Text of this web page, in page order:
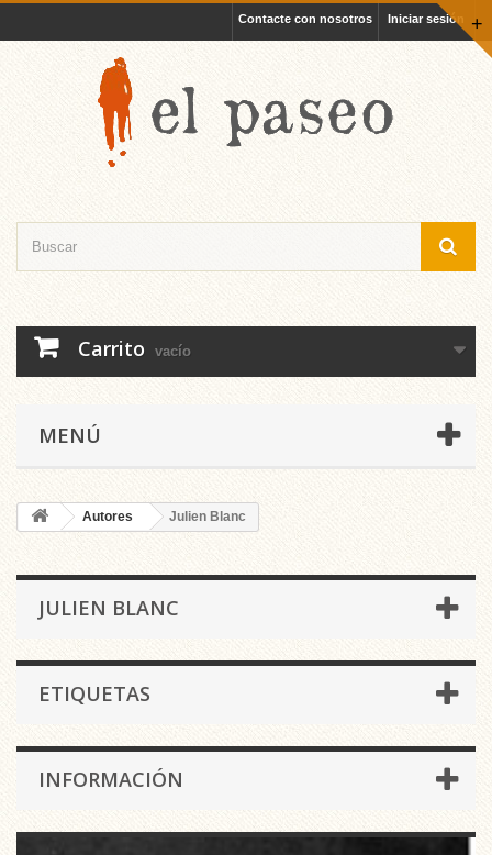
+
Iniciar sesión
Contacte con nosotros
Carrito vacío
MENÚ
Autores Julien Blanc
JULIEN BLANC
ETIQUETAS
INFORMACIÓN